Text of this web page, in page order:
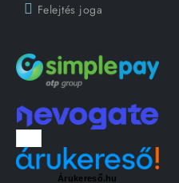
Felejtés joga
Árukereső.hu